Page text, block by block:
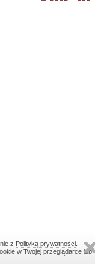
z Polityką prywatności
w Twojej przeglądarce lub